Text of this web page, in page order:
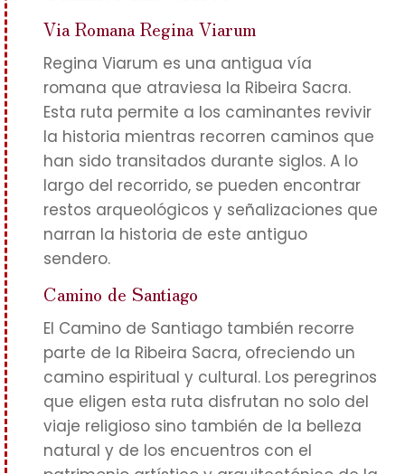
Via Romana Regina Viarum
Regina Viarum es una antigua vía
romana que atraviesa la Ribeira Sacra.
Esta ruta permite a los caminantes revivir
la historia mientras recorren caminos que
han sido transitados durante siglos. A lo
largo del recorrido, se pueden encontrar
restos arqueológicos y señalizaciones que
narran la historia de este antiguo
sendero.
Camino de Santiago
El Camino de Santiago también recorre
parte de la Ribeira Sacra, ofreciendo un
camino espiritual y cultural. Los peregrinos
que eligen esta ruta disfrutan no solo del
viaje religioso sino también de la belleza
natural y de los encuentros con el